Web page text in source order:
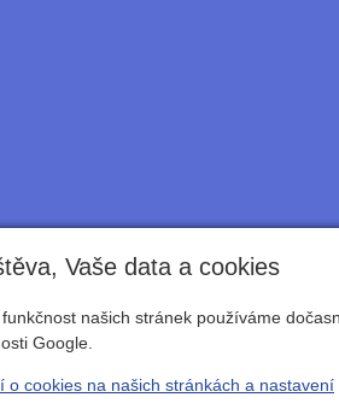
Vaše data a cookies
našich stránek používáme
Google.
o cookies na našich stránkách a nastavení